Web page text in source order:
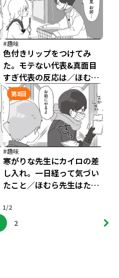
#趣味
色付きリップをつけてみ
た。モテない代表&真面目
すぎ代表の反応は／ほむら
先生はたぶんモテない
3（6）
第8回
#趣味
寒がりな先生にカイロの差
し入れ。一日経って気づい
たこと／ほむら先生はたぶ
1/2
2